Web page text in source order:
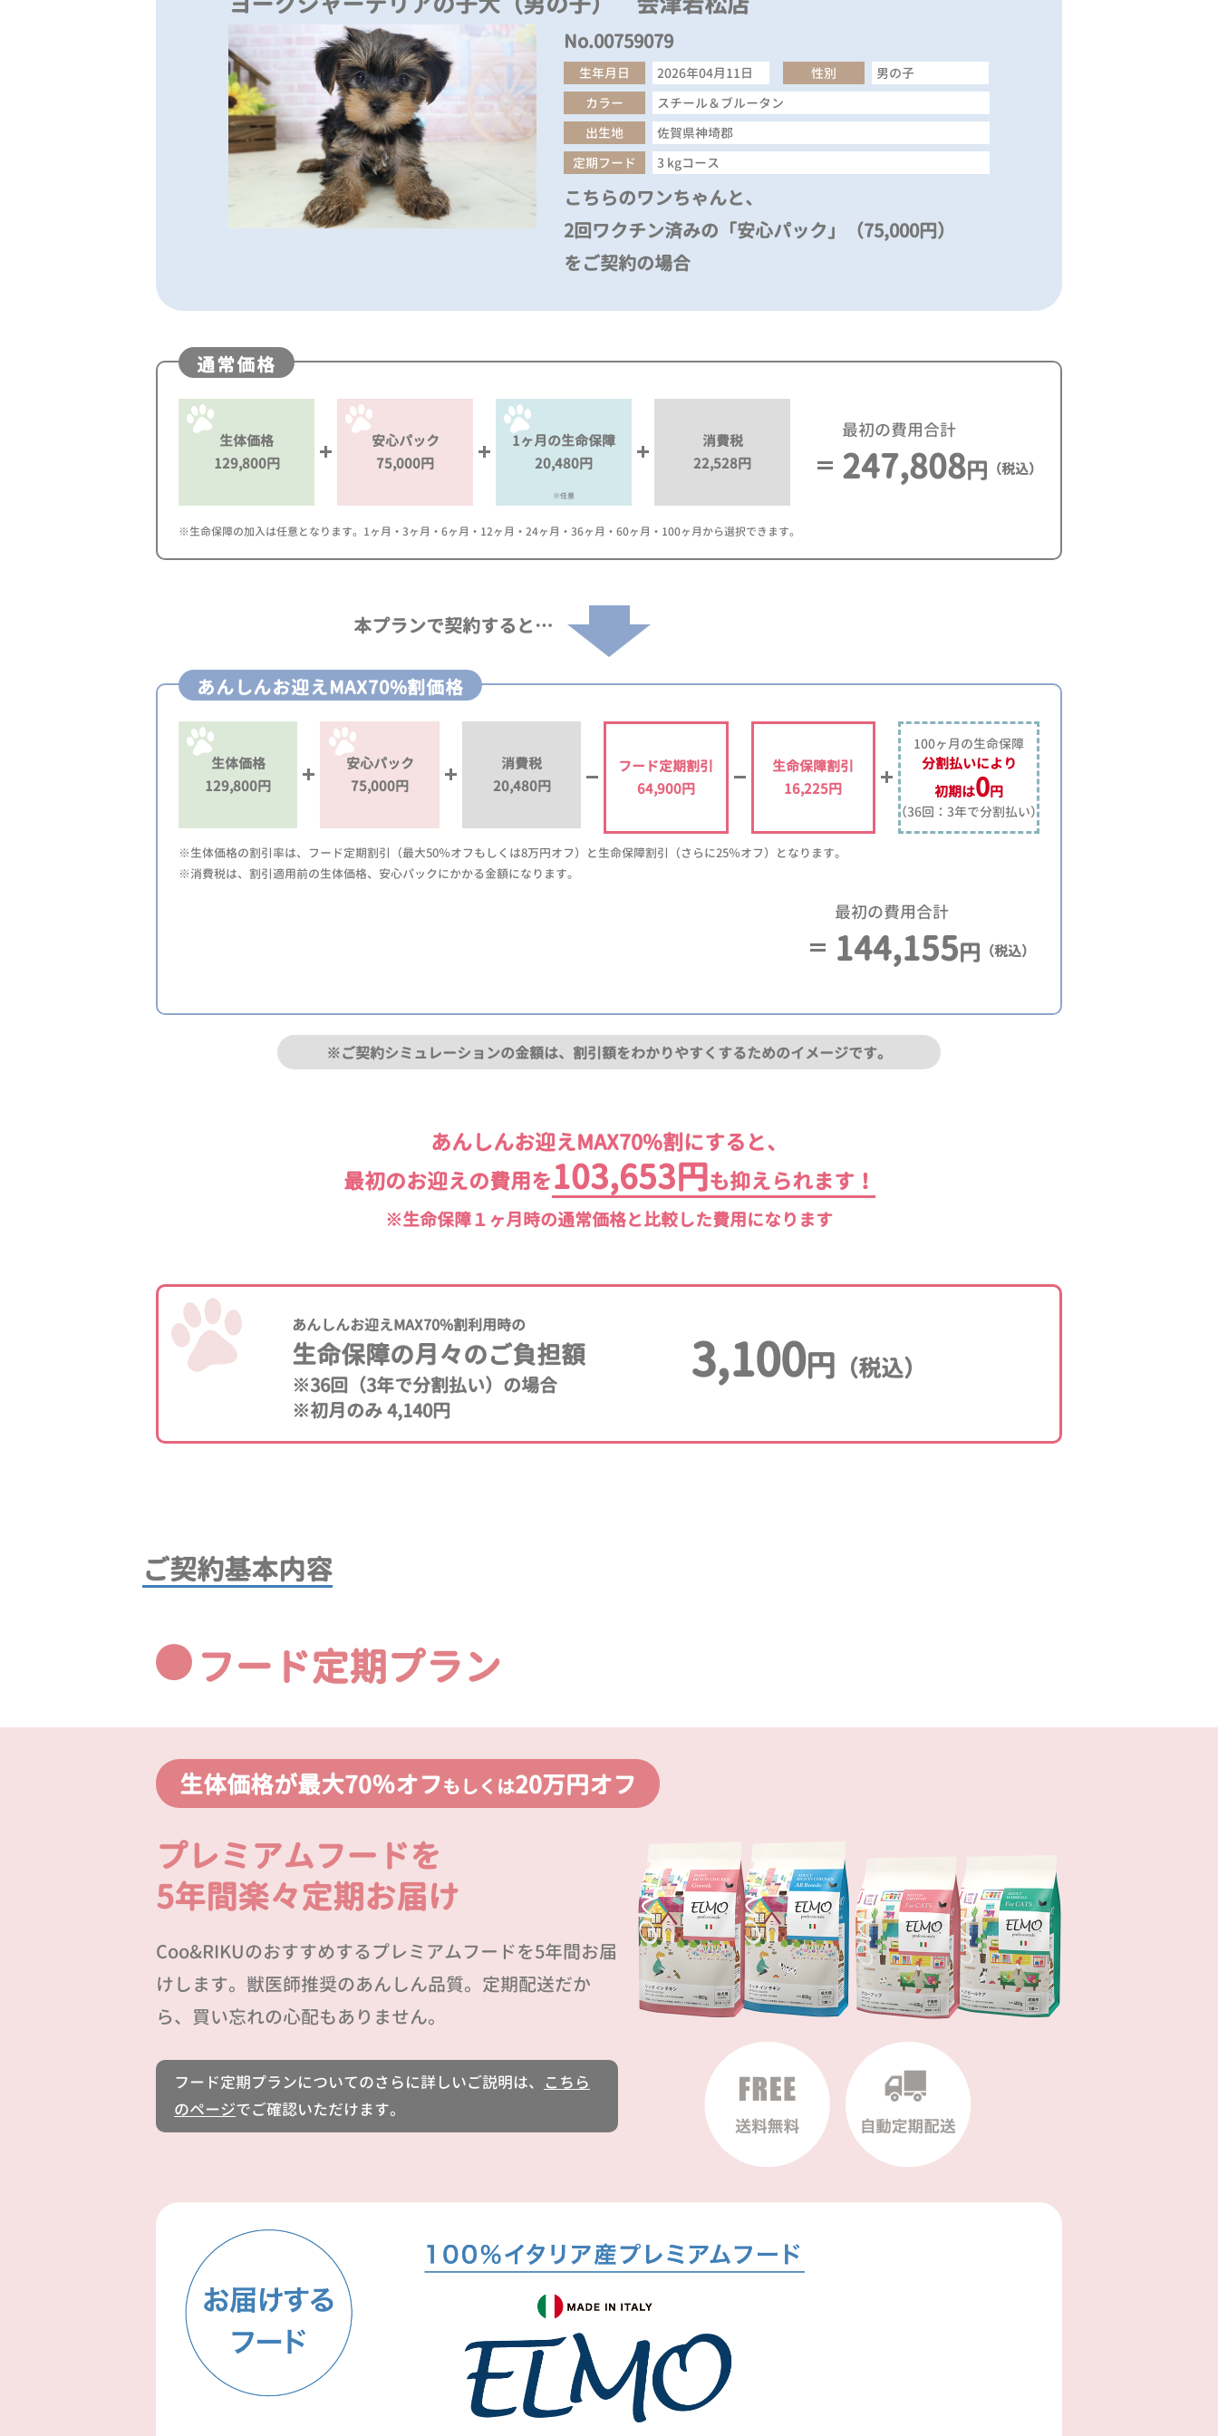
No.00759079
生年月日 2026年04月11日 性別
男の子
カラー
スチール＆ブルータン
出生地
佐賀県神埼郡
定期フード
3 kgコース
こちらのワンちゃんと、
2回ワクチン済みの「安心パック」（75,000円）
をご契約の場合
通常価格
生体価格
129,800円
安心パック
75,000円
1ヶ月の生命保障
20,480円
※任意
消費税
22,528円
最初の費用合計
247,808円 （税込）
※生命保障の加入は任意となります。1ヶ月・3ヶ月・6ヶ月・12ヶ月・24ヶ月・36ヶ月・60ヶ月・100ヶ月から選択できます。
本プランで契約すると…
あんしんお迎えMAX70%割価格
生体価格
129,800円
安心パック
75,000円
消費税
20,480円
フード定期割引
64,900円
生命保障割引
16,225円
100ヶ月の生命保障
分割払いにより
初期は0円
（36回：3年で分割払い）
※生体価格の割引率は、フード定期割引（最大50％オフもしくは8万円オフ）と生命保障割引（さらに25％オフ）となります。
※消費税は、割引適用前の生体価格、安心パックにかかる金額になります。
最初の費用合計
144,155円 （税込）
※ご契約シミュレーションの金額は、割引額をわかりやすくするためのイメージです。
あんしんお迎えMAX70%割にすると、
最初のお迎えの費用を103,653円も抑えられます！
※生命保障１ヶ月時の通常価格と比較した費用になります
あんしんお迎えMAX70%割利用時の
生命保障の月々のご負担額
※36回（3年で分割払い）の場合
※初月のみ 4,140円
3,100円 （税込）
ご契約基本内容
フード定期プラン
生体価格が最大70％オフもしくは20万円オフ
プレミアムフードを
5年間楽々定期お届け
Coo&RIKUのおすすめするプレミアムフードを5年間お届
けします。獣医師推奨のあんしん品質。定期配送だか
ら、買い忘れの心配もありません。
フード定期プランについてのさらに詳しいご説明は、
こちら
のページでご確認いただけます。